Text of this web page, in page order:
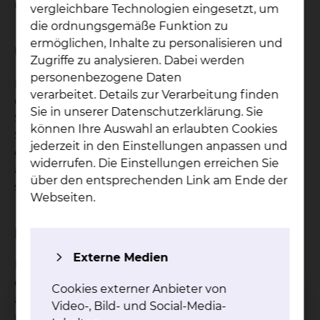
übermäßige Belastungen.
Ursachen & Symptome
Infektionen und Heilungsstörungen nach
operativer Behandlung sind häufig schicksalshaft.
Sollten im Verlauf nach einer Operation die
Schmerzen zunehmen, die Operationswunde
gerötet und überwärmt sein oder aber Flüssigkeit
aus dem Operationsgebiet austreten, wenden Sie
sich bitte umgehend an Ihren behandelnden Arzt.
Bei Verdacht eines akuten Infektgeschehens ist
eine umgehende Diagnostik und ggf. Therapie
angezeigt. Chronische Verläufe erfordern häufig
mehrere Untersuchungen, die in der Regel
vergleichbare Technologien eingesetzt, um
die ordnungsgemäße Funktion zu
ermöglichen, Inhalte zu personalisieren und
Zugriffe zu analysieren. Dabei werden
personenbezogene Daten
verarbeitet. Details zur Verarbeitung finden
Sie in unserer Datenschutzerklärung. Sie
können Ihre Auswahl an erlaubten Cookies
jederzeit in den Einstellungen anpassen und
widerrufen. Die Einstellungen erreichen Sie
über den entsprechenden Link am Ende der
Webseiten.
Externe Medien
Cookies externer Anbieter von
Video-, Bild- und Social-Media-